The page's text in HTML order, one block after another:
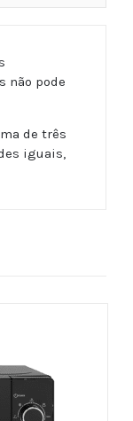
não pode
de três
iguais,